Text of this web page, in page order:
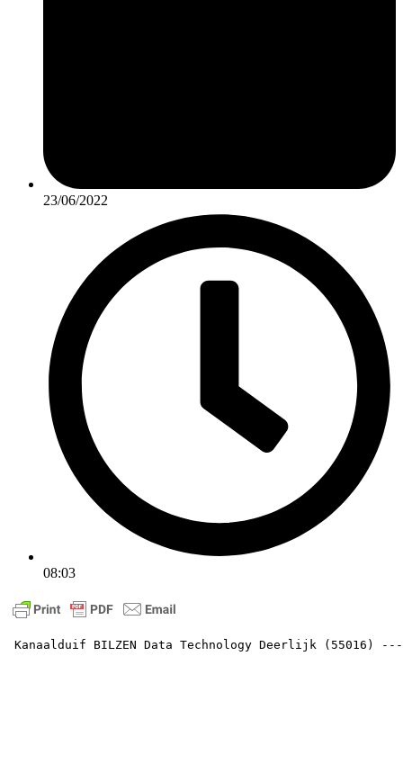
23/06/2022
08:03
Kanaalduif BILZEN Data Technology Deerlijk (55016)